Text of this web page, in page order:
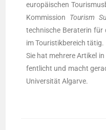
euro­päi­schen
Kom­mis­si­on Tou­rism
tech­ni­sche Bera­te­rin für
im Tou­ris­tik­be­reich tätig.
Sie hat meh­re­re Arti­kel
fent­licht und macht
Uni­ver­si­tät Algarve.